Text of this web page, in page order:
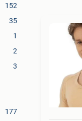
152
35
1
2
3
177